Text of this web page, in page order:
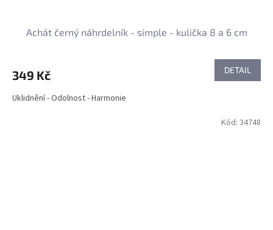
Achát černý náhrdelník - simple - kulička 8 a 6 cm
349 Kč DETAIL
Uklidnění - Odolnost - Harmonie
Kód: 34748